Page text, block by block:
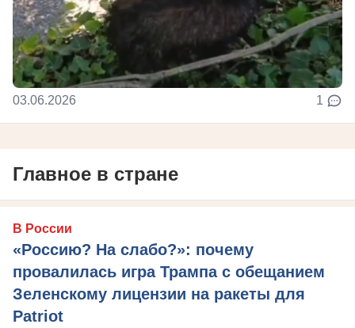
03.06.2026 1
Главное в стране
В России
«Россию? На слабо?»: почему
провалилась игра Трампа с обещанием
Зеленскому лицензии на ракеты для
Patriot